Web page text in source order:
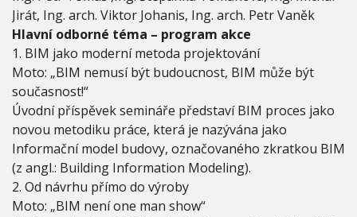
d
e
l
u
b
u
d
o
v
y
v
p
r
a
Jirát, Ing. arch. Viktor Johanis, Ing. arch. Petr Vaněk
Hlavní odborné téma – program akce
1. BIM jako moderní metoda projektování
Moto: „BIM nemusí být budoucnost, BIM může být
současnost!“
Úvodní příspěvek semináře představí BIM proces jako
novou metodiku práce, která je nazývána jako
Informační model budovy, označovaného zkratkou BIM
(z angl.: Building Information Modeling).
2. Od návrhu přímo do výroby
Moto: „BIM není one man show“